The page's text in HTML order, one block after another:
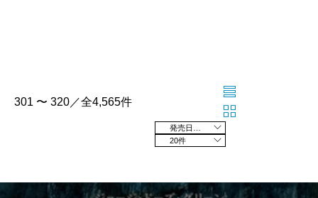
301 〜 320／全4,565件
20件